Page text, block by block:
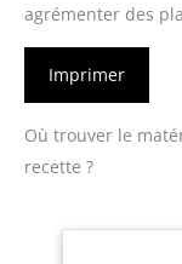
agrémenter des
Imprimer
Où trouver le
recette ?